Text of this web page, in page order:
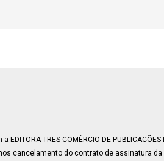
TRES COMÉRCIO DE PUBLICACÕES
cancelamento do contrato de assinatura da